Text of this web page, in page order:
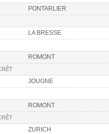
PONTARLIER
LA BRESSE
ROMONT
JOUGNE
ROMONT
ZURICH